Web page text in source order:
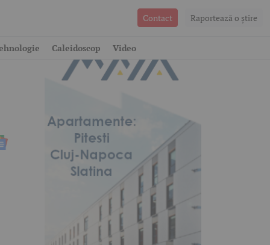
Contact Raportează o ştire
Caleidoscop Video